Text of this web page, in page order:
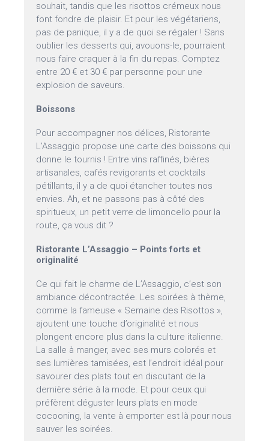
souhait, tandis que les risottos crémeux nous
font fondre de plaisir. Et pour les végétariens,
pas de panique, il y a de quoi se régaler ! Sans
oublier les desserts qui, avouons-le, pourraient
nous faire craquer à la fin du repas. Comptez
entre 20 € et 30 € par personne pour une
explosion de saveurs.
Boissons
Pour accompagner nos délices, Ristorante
L’Assaggio propose une carte des boissons qui
donne le tournis ! Entre vins raffinés, bières
artisanales, cafés revigorants et cocktails
pétillants, il y a de quoi étancher toutes nos
envies. Ah, et ne passons pas à côté des
spiritueux, un petit verre de limoncello pour la
route, ça vous dit ?
Ristorante L’Assaggio – Points forts et
originalité
Ce qui fait le charme de L’Assaggio, c’est son
ambiance décontractée. Les soirées à thème,
comme la fameuse « Semaine des Risottos »,
ajoutent une touche d’originalité et nous
plongent encore plus dans la culture italienne.
La salle à manger, avec ses murs colorés et
ses lumières tamisées, est l’endroit idéal pour
savourer des plats tout en discutant de la
dernière série à la mode. Et pour ceux qui
préfèrent déguster leurs plats en mode
cocooning, la vente à emporter est là pour nous
sauver les soirées.